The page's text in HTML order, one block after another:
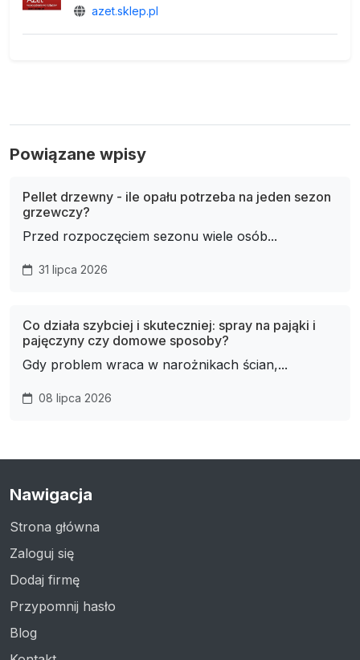
azet.sklep.pl
Powiązane wpisy
Pellet drzewny - ile opału potrzeba na jeden sezon
grzewczy?
Przed rozpoczęciem sezonu wiele osób...
31 lipca 2026
Co działa szybciej i skuteczniej: spray na pająki i
pajęczyny czy domowe sposoby?
Gdy problem wraca w narożnikach ścian,...
08 lipca 2026
Nawigacja
Strona główna
Zaloguj się
Dodaj firmę
Przypomnij hasło
Blog